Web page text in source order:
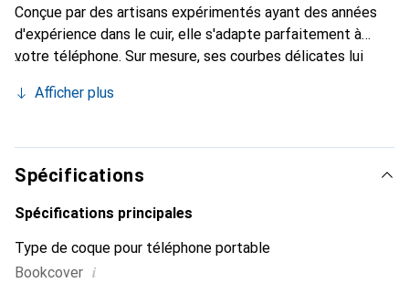
Conçue par des artisans expérimentés ayant des années
d'expérience dans le cuir, elle s'adapte parfaitement à
votre téléphone. Sur mesure, ses courbes délicates lui
l'accessoire chic et indispensable pour votre smartphone.
qualité, la marque Noreve est un choix fiable pour une
clientèle exigeante.
Afficher plus
Spécifications
Spécifications principales
Type de coque pour téléphone portable
Bookcover i